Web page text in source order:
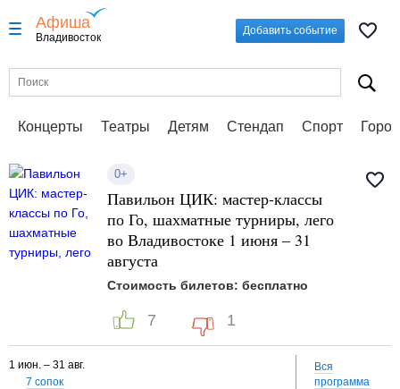
Афиша
Владивосток
Добавить событие
Концерты Театры Детям Стендап Спорт
0+
Павильон ЦИК: мастер-классы
по Го, шахматные турниры, лего
во Владивостоке 1 июня – 31
августа
Стоимость билетов: бесплатно
7 1
1 июн. – 31 авг.
7 сопок
Вся
программа